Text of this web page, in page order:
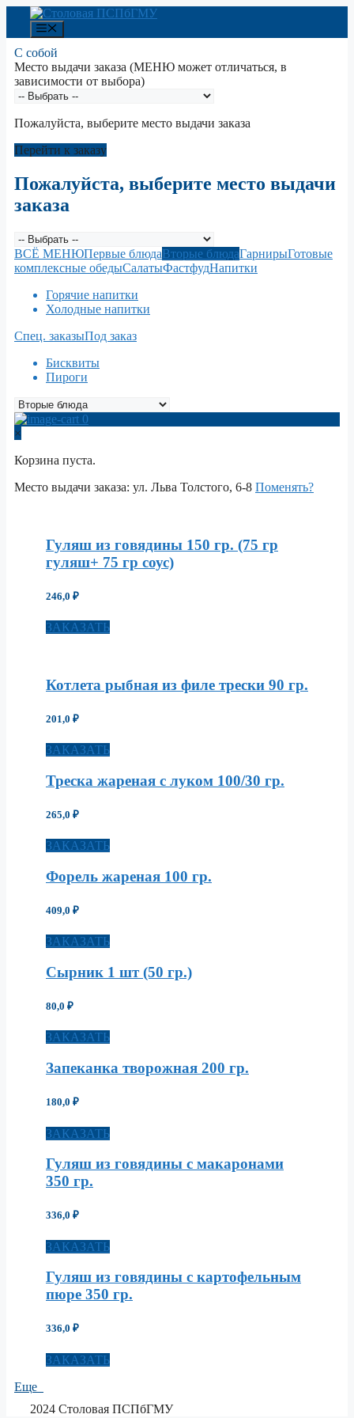
Перейти
содержимому
С собой
Место выдачи заказа (МЕНЮ может отличаться, в
зависимости от выбора)
Пожалуйста, выберите место выдачи заказа
Перейти к заказу
Пожалуйста, выберите место выдачи
заказа
ВСЁ МЕНЮПервые блюдаВторые блюдаГарнирыГотовые
комплексные обедыСалатыФастфудНапитки
Горячие напитки
Холодные напитки
Спец. заказыПод заказ
Бисквиты
Пироги
0
×
Корзина пуста.
Место выдачи заказа: ул. Льва Толстого, 6-8 Поменять?
Гуляш из говядины 150 гр. (75 гр
гуляш+ 75 гр соус)
246,0 ₽
ЗАКАЗАТЬ
Котлета рыбная из филе трески 90 гр.
201,0 ₽
ЗАКАЗАТЬ
Треска жареная с луком 100/30 гр.
265,0 ₽
ЗАКАЗАТЬ
Форель жареная 100 гр.
409,0 ₽
ЗАКАЗАТЬ
Сырник 1 шт (50 гр.)
80,0 ₽
ЗАКАЗАТЬ
Запеканка творожная 200 гр.
180,0 ₽
ЗАКАЗАТЬ
Гуляш из говядины с макаронами
350 гр.
336,0 ₽
ЗАКАЗАТЬ
Гуляш из говядины с картофельным
пюре 350 гр.
336,0 ₽
ЗАКАЗАТЬ
Еще
2024 Столовая ПСПбГМУ